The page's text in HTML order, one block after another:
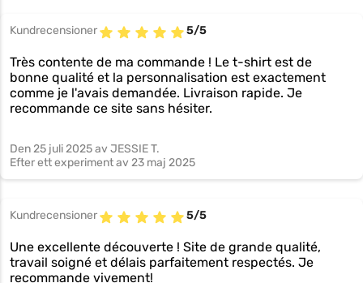
Kundrecensioner 5/5
Très contente de ma commande ! Le t-shirt est de
bonne qualité et la personnalisation est exactement
comme je l'avais demandée. Livraison rapide. Je
recommande ce site sans hésiter.
Den25 juli 2025av JESSIE T.
Efter ett experiment av 23 maj 2025
Kundrecensioner 5/5
Une excellente découverte ! Site de grande qualité,
travail soigné et délais parfaitement respectés. Je
recommande vivement!